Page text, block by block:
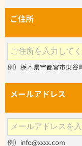
ご住所
例）栃木県宇都宮市東谷
メールアドレス
例）info@xxxx.com